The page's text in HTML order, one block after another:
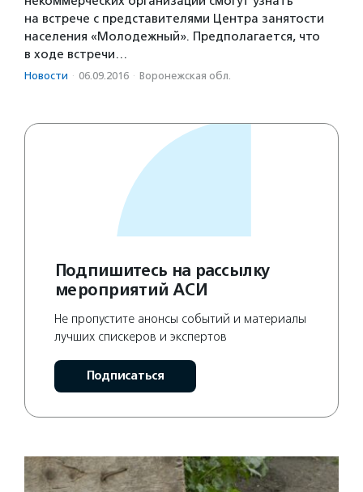
на встрече с представителями Центра занятости
населения «Молодежный». Предполагается, что
в ходе встречи…
Новости · 06.09.2016 · Воронежская обл.
Подпишитесь на рассылку
мероприятий АСИ
Не пропустите анонсы событий и материалы
лучших спискеров и экспертов
Подписаться